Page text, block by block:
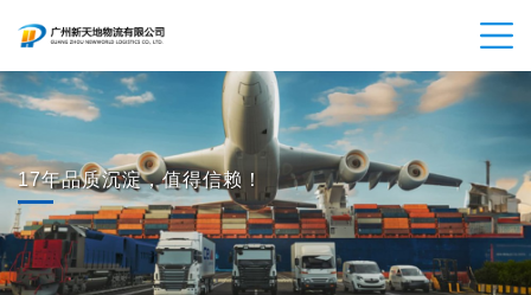
17年品质沉淀，值得信赖！